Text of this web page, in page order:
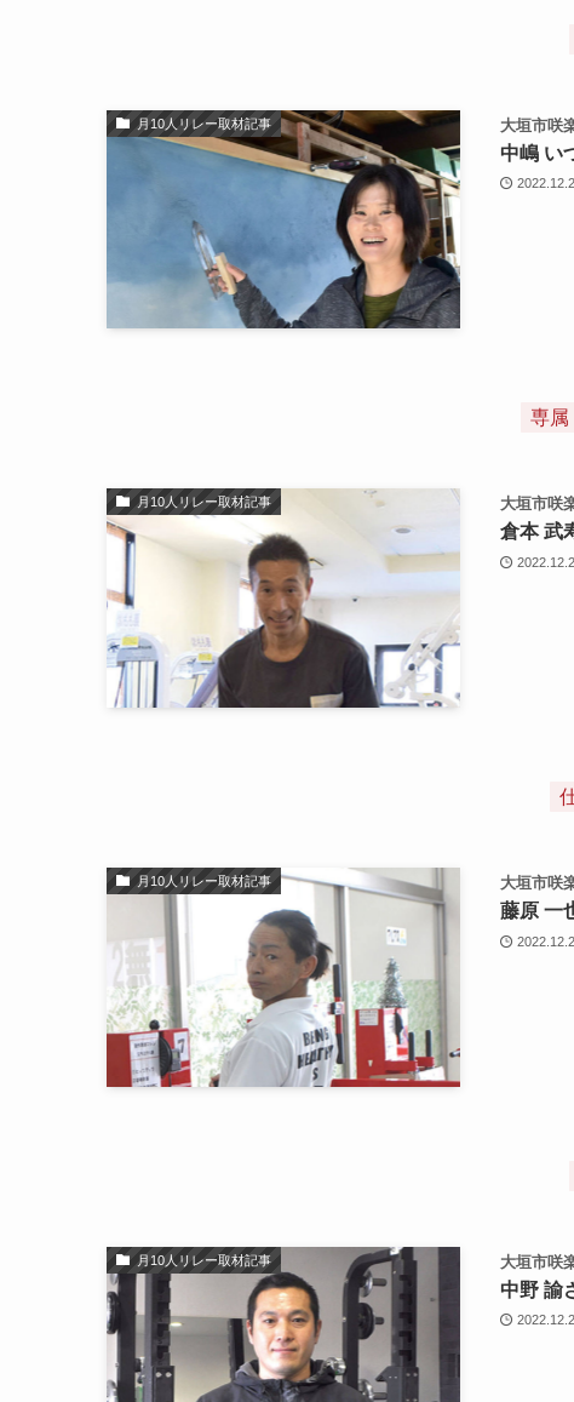
月10人リレー取材記事 大垣市咲
中嶋 い
専属
月10人リレー取材記事 大垣市咲
倉本 武
月10人リレー取材記事 大垣市咲
藤原 一
月10人リレー取材記事 大垣市咲
中野 諭